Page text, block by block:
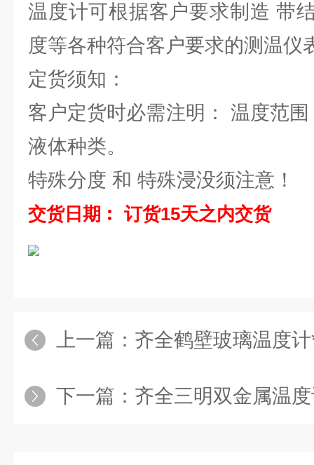
温度计可根据客户要求制造 带
度等各种符合客户要求的测温仪
定货须知：
客户定货时必需注明： 温度范
液体种类。
特殊分度 和 特殊浸没须注意！
交货日期︰ 订货15天之内交货
上一篇： 齐全鹤壁玻璃温度
下一篇： 齐全三明双金属温